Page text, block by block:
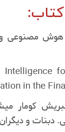
هوش مصنوعی
Intelligence
in the
کومار
دبنات و